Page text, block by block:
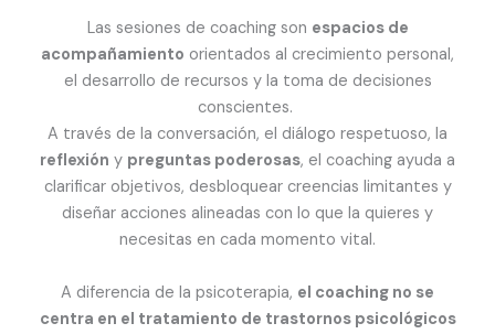
Las sesiones de coaching son espacios de
acompañamiento orientados al crecimiento personal,
el desarrollo de recursos y la toma de decisiones
conscientes.
A través de la conversación, el diálogo respetuoso, la
reflexión y preguntas poderosas, el coaching ayuda a
clarificar objetivos, desbloquear creencias limitantes y
diseñar acciones alineadas con lo que la quieres y
necesitas en cada momento vital.
A diferencia de la psicoterapia, el coaching no se
centra en el tratamiento de trastornos psicológicos